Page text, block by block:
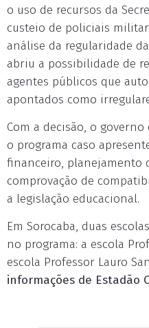
o uso de recursos da
custeio de policiais
análise da regularidade
abriu a possibilidade de
agentes públicos que
apontados como
Com a decisão, o
o programa caso
financeiro, planejamento
comprovação de
a legislação educacional.
Em Sorocaba, duas
no programa: a escola
escola Professor Lauro
informações de Estadão